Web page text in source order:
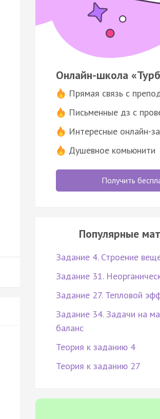
Онлайн-школа
Прямая связь с
Письменные дз с
Интересные онлайн-
Душевное комьюнити
Получить
Популярные
Задание 4. Строение
Задание 31.
Задание 27. Тепловой
Задание 34. Задачи на
баланс
Теория к заданию 4
Теория к заданию 27